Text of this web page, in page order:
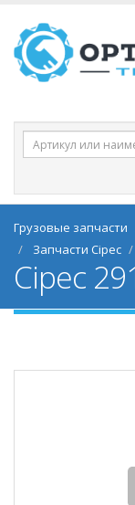
Грузовые запчасти
Запчасти Cipec
Cipec